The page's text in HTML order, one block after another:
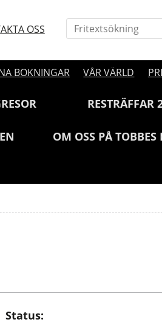
OSS
BOKNINGAR VÅR VÄRLD
RESTRÄFFAR
OM OSS PÅ TOBBES
Status: